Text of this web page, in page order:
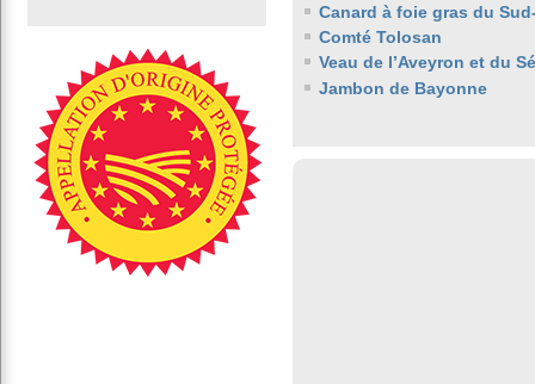
Canard à foie gras du
Comté Tolosan
Veau de l’Aveyron et du
Jambon de Bayonne